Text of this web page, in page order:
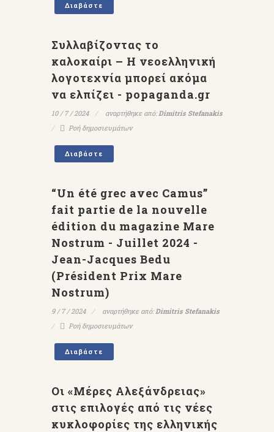
Διαβάστε
Συλλαβίζοντας το
καλοκαίρι – Η νεοελληνική
λογοτεχνία μπορεί ακόμα
να ελπίζει - popaganda.gr
10 / 7 / 2024 αναρτήθηκε από:Dimitris Stefanakis
Ροή δημοσιευμάτων
Διαβάστε
“Un été grec avec Camus”
fait partie de la nouvelle
édition du magazine Mare
Nostrum - Juillet 2024 -
Jean-Jacques Bedu
(Président Prix Mare
Nostrum)
9 / 7 / 2024 αναρτήθηκε από:Dimitris Stefanakis
Ροή δημοσιευμάτων
Διαβάστε
Οι «Μέρες Αλεξάνδρειας»
στις επιλογές από τις νέες
κυκλοφορίες της ελληνικής